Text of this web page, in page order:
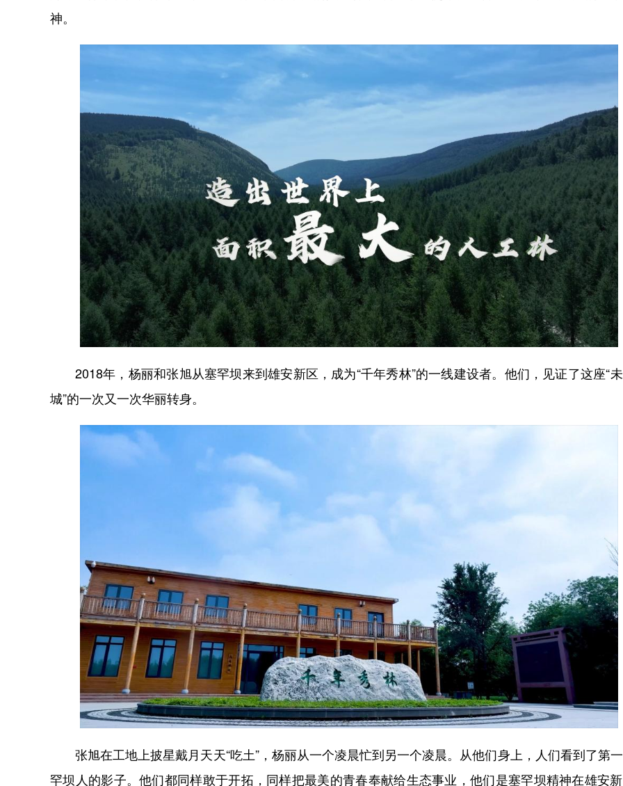
神。
2018年，杨丽和张旭从塞罕坝来到雄安新区，成为“千年秀林”的一线建设者。他们，见证了这座“
城”的一次又一次华丽转身。
张旭在工地上披星戴月天天“吃土”，杨丽从一个凌晨忙到另一个凌晨。从他们身上，人们看到了第
罕坝人的影子。他们都同样敢于开拓，同样把最美的青春奉献给生态事业，他们是塞罕坝精神在雄安